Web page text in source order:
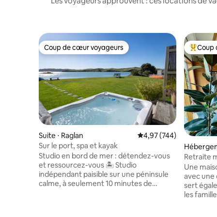
Coup de cœur voyageurs
Coup de cœur voyageurs
Suite ⋅ Raglan Évaluation moyenne
4,97 (744)
Sur le port, spa et kayak
Studio en bord de mer : détendez-vous
et ressourcez-vous 🏝️ Studio
indépendant paisible sur une péninsule
calme, à seulement 10 minutes de
Coups
Coup
Retraite
Une
avec
sert
les